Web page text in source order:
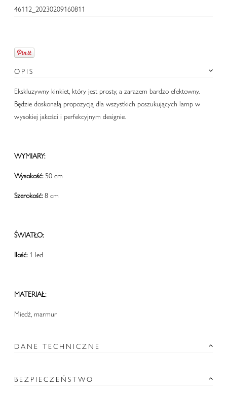
46112_20230209160811
OPIS
Ekskluzywny kinkiet, który jest prosty, a zarazem bardzo efektowny.
Będzie doskonałą propozycją dla wszystkich poszukujących lamp w
wysokiej jakości i perfekcyjnym designie.
WYMIARY:
Wysokość:50 cm
Szerokość:8 cm
ŚWIATŁO:
Ilość:1 led
MATERIAŁ:
Miedź, marmur
DANE TECHNICZNE
BEZPIECZEŃSTWO